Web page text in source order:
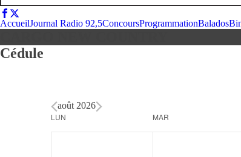
AccueilJournal Radio 92,5ConcoursProgrammationBalados
Cédule
août 2026
Calendar
of
LUN MAR